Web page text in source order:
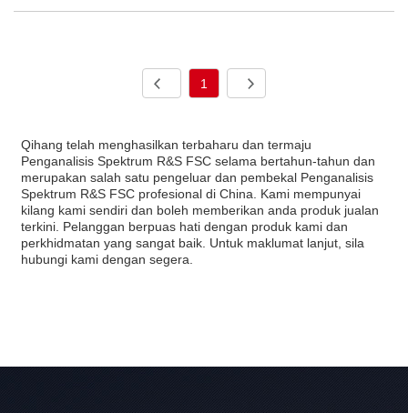
1
Qihang telah menghasilkan terbaharu dan termaju
Penganalisis Spektrum R&S FSC selama bertahun-tahun dan
merupakan salah satu pengeluar dan pembekal Penganalisis
Spektrum R&S FSC profesional di China. Kami mempunyai
kilang kami sendiri dan boleh memberikan anda produk jualan
terkini. Pelanggan berpuas hati dengan produk kami dan
perkhidmatan yang sangat baik. Untuk maklumat lanjut, sila
hubungi kami dengan segera.